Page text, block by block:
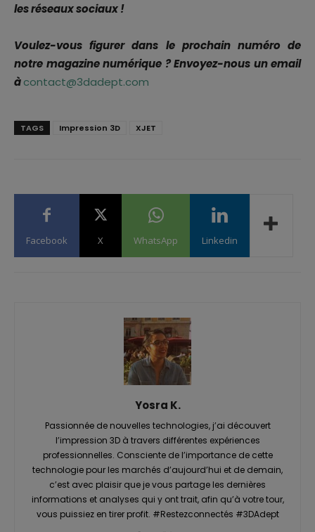
les réseaux sociaux !
Voulez-vous figurer dans le prochain numéro de
notre magazine numérique ? Envoyez-nous un email
àcontact@3dadept.com
TAGS Impression 3D XJET
Facebook X WhatsApp Linkedin
Yosra K.
Passionnée de nouvelles technologies, j’ai découvert
l’impression 3D à travers différentes expériences
professionnelles. Consciente de l’importance de cette
technologie pour les marchés d’aujourd’hui et de demain,
c’est avec plaisir que je vous partage les dernières
informations et analyses qui y ont trait, afin qu’à votre tour,
vous puissiez en tirer profit. #Restezconnectés #3DAdept